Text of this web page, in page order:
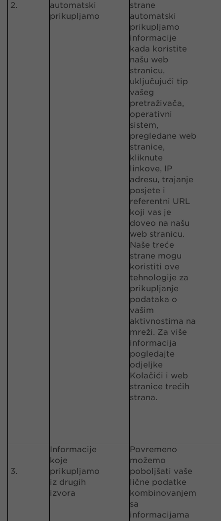
2.
automatski
prikupljamo
strane
automatski
prikupljamo
informacije
kada koristite
našu web
stranicu,
uključujući tip
vašeg
pretraživača,
operativni
sistem,
pregledane web
stranice,
kliknute
linkove, IP
adresu, trajanje
posjete i
referentni URL
koji vas je
doveo na našu
web stranicu.
Naše treće
strane mogu
koristiti ove
tehnologije za
prikupljanje
podataka o
vašim
aktivnostima na
mreži. Za više
informacija
pogledajte
odjeljke
Kolačići i web
stranice trećih
strana.
3.
Informacije
koje
prikupljamo
iz drugih
izvora
Povremeno
možemo
poboljšati vaše
lične podatke
kombinovanjem
sa
informacijama